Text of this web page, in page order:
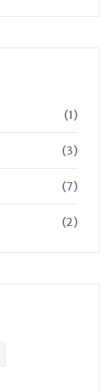
(1)
(3)
(7)
(2)